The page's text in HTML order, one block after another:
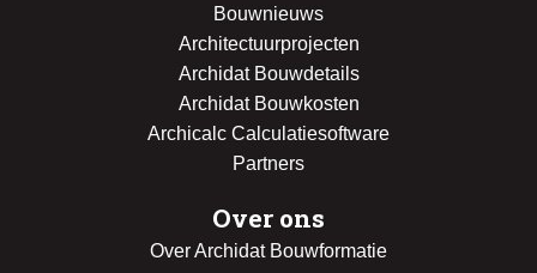
Bouwnieuws
Architectuurprojecten
Archidat Bouwdetails
Archidat Bouwkosten
Archicalc Calculatiesoftware
Partners
Over ons
Over Archidat Bouwformatie